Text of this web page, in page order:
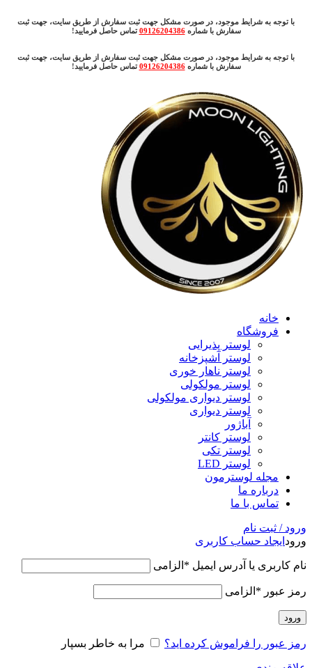
با توجه به شرایط موجود، در صورت مشکل جهت ثبت سفارش از طریق سایت، جهت ثبت
سفارش با شماره09126204386 تماس حاصل فرمایید!
با توجه به شرایط موجود، در صورت مشکل جهت ثبت سفارش از طریق سایت، جهت ثبت
سفارش با شماره09126204386 تماس حاصل فرمایید!
خانه
فروشگاه
لوستر پذیرایی
لوستر آشپزخانه
لوستر ناهار خوری
لوستر مولکولی
لوستر دیواری مولکولی
لوستر دیواری
آباژور
لوستر کانتر
لوستر تکی
لوستر LED
مجله لوسترمون
درباره ما
تماس با ما
ورود / ثبت نام
ورود ایجاد حساب کاربری
نام کاربری یا آدرس ایمیل * الزامی
رمز عبور * الزامی
ورود
رمز عبور را فراموش کرده اید؟ مرا به خاطر بسپار